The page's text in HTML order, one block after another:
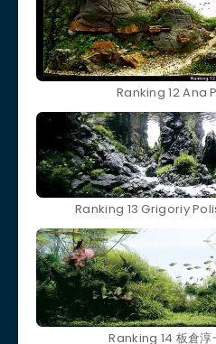
Ranking 12 Ana
Ranking 13 Grigoriy
Ranking 14 板倉淳